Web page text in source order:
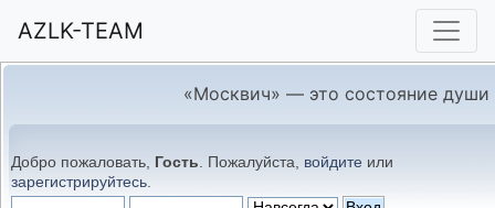
AZLK-TEAM
«Москвич» — это состояние души
Добро пожаловать, Гость . Пожалуйста, войдите или
зарегистрируйтесь